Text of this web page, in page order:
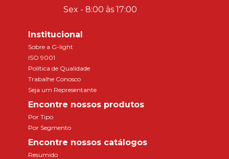
Sex - 8:00 às 17:00
Institucional
Sobre a G-light
ISO 9001
Política de Qualidade
Trabalhe Conosco
Seja um Representante
Encontre nossos produtos
Por Tipo
Por Segmento
Encontre nossos catálogos
Resumido